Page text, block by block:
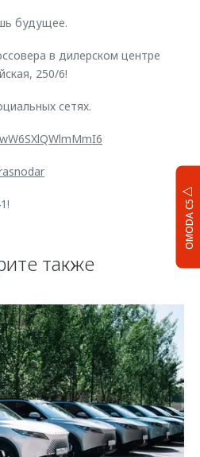
OMODA C5
будущее.
в дилерском центре
250/6!
сетях.
также